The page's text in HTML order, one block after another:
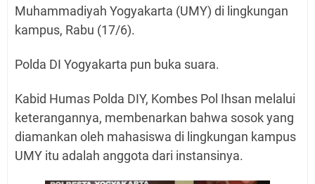
Muhammadiyah Yogyakarta (UMY) di lingkungan
kampus, Rabu (17/6).
Polda DI Yogyakarta pun buka suara.
Kabid Humas Polda DIY, Kombes Pol Ihsan melalui
keterangannya, membenarkan bahwa sosok yang
diamankan oleh mahasiswa di lingkungan kampus
UMY itu adalah anggota dari instansinya.